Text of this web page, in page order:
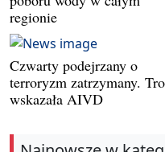
regionie
Czwarty podejrzany o
terroryzm zatrzymany.
wskazała AIVD